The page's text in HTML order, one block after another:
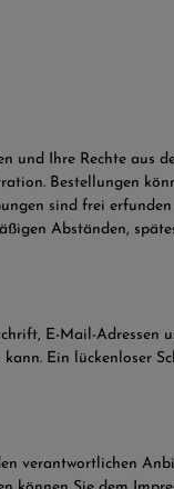
Ihre Rechte aus
Bestellungen
sind frei
Abständen,
E-Mail-Adressen
Ein lückenloser
verantwortlichen